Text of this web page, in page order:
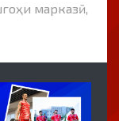
марказӣ,